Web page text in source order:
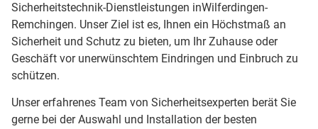
Sicherheitstechnik-Dienstleistungen inWilferdingen-
Remchingen. Unser Ziel ist es, Ihnen ein Höchstmaß an
Sicherheit und Schutz zu bieten, um Ihr Zuhause oder
Geschäft vor unerwünschtem Eindringen und Einbruch zu
schützen.
Unser erfahrenes Team von Sicherheitsexperten berät Sie
gerne bei der Auswahl und Installation der besten